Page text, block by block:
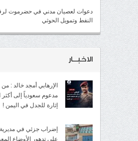
دعوات لعصيان مدني في حضرموت
النفط وتمويل الحوثي
الاخبــار
الإرهابي أمجد خالد :
مدعوم سعودياً إلى أكثر
إثارة للجدل في اليمن !
إضراب جزئي في
على تدهور الأوضاع